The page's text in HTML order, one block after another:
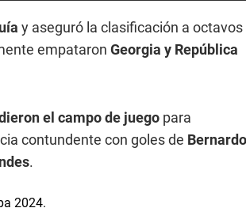
y aseguró la clasificación a octavos
empataron Georgia y República
el campo de juego para
contundente con goles de Bernardo
.